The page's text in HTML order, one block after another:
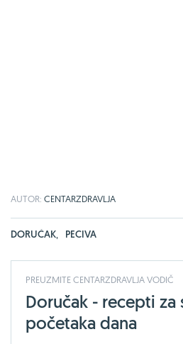
AUTOR: CENTARZDRAVLJA
DORUČAK, PECIVA
PREUZMITE CENTARZDRAVLJA VODIČ
Doručak - recepti za
početaka dana